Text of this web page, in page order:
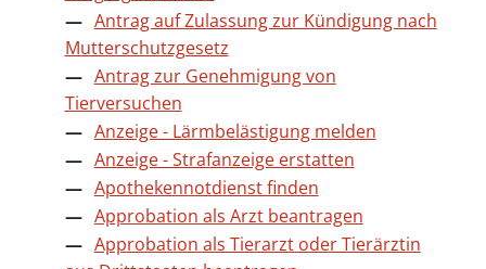
Antrag auf Zulassung zur Kündigung nach
Mutterschutzgesetz
Antrag zur Genehmigung von
Tierversuchen
Anzeige - Lärmbelästigung melden
Anzeige - Strafanzeige erstatten
Apothekennotdienst finden
Approbation als Arzt beantragen
Approbation als Tierarzt oder Tierärztin